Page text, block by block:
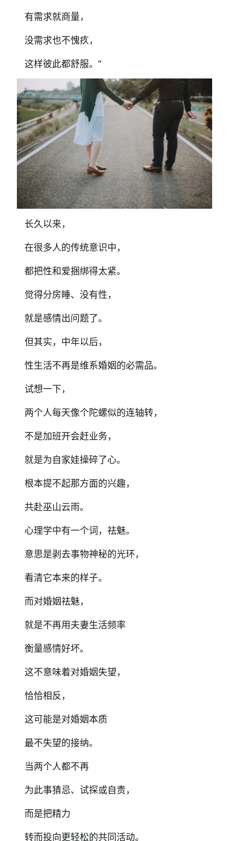
有需求就商量，
没需求也不愧疚，
这样彼此都舒服。”
长久以来，
在很多人的传统意识中，
都把性和爱捆绑得太紧。
觉得分房睡、没有性，
就是感情出问题了。
但其实，中年以后，
性生活不再是维系婚姻的必需品。
试想一下，
两个人每天像个陀螺似的连轴转，
不是加班开会赶业务，
就是为自家娃操碎了心。
根本提不起那方面的兴趣，
共赴巫山云雨。
心理学中有一个词，祛魅。
意思是剥去事物神秘的光环，
看清它本来的样子。
而对婚姻祛魅，
就是不再用夫妻生活频率
衡量感情好坏。
这不意味着对婚姻失望，
恰恰相反，
这可能是对婚姻本质
最不失望的接纳。
当两个人都不再
为此事猜忌、试探或自责，
而是把精力
转而投向更轻松的共同活动。